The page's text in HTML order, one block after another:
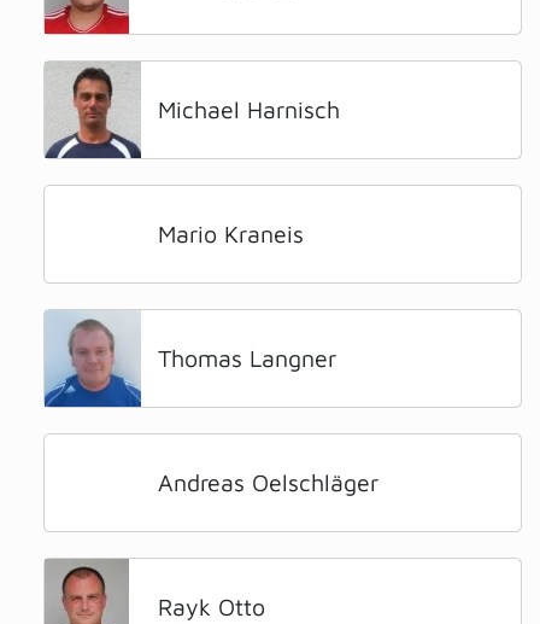
Michael Harnisch
Mario Kraneis
Thomas Langner
Andreas Oelschläger
Rayk Otto